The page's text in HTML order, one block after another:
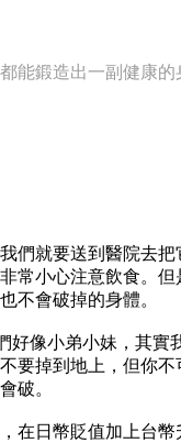
能鍛造出一副健康的
們就要送到醫院去把
常小心注意飲食。但
不會破掉的身體。
好像小弟小妹，其實
要掉到地上，但你不
破。
在日幣貶值加上台幣